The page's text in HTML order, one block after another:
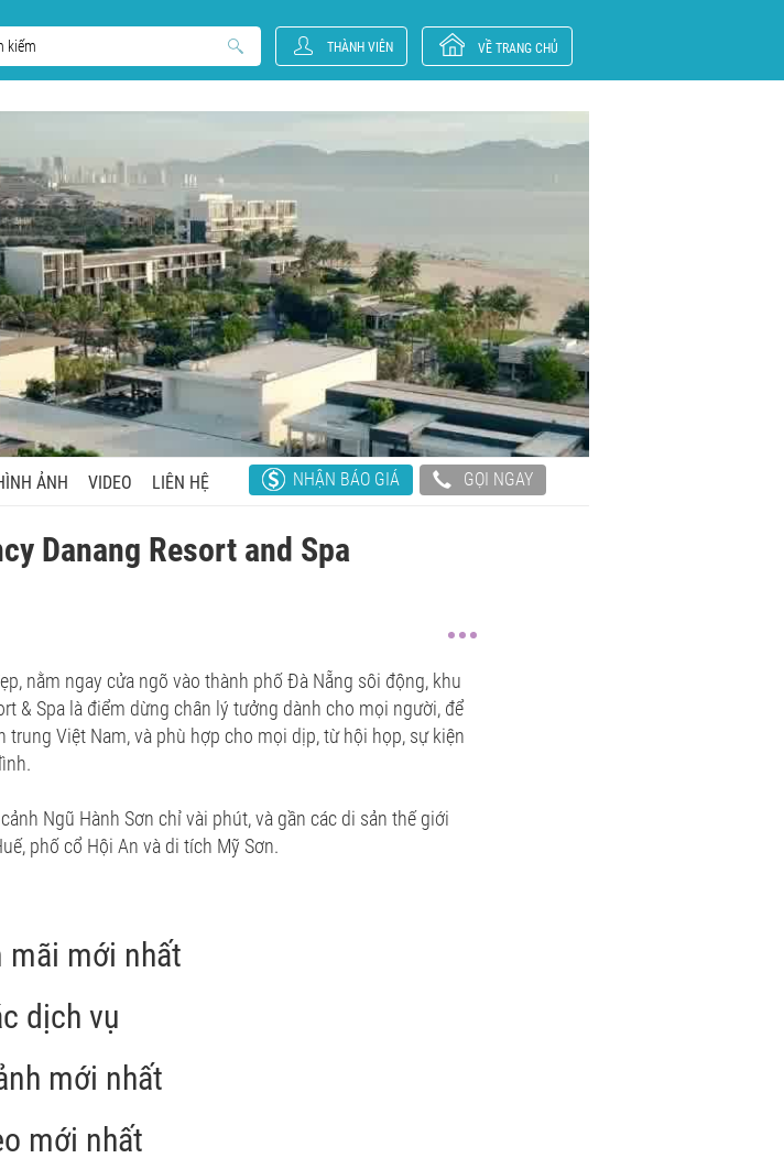
THÀNH VIÊN VỀ TRANG CHỦ
ẢNH VIDEO LIÊN HỆ NHẬN BÁO GIÁ GỌI NGAY
Danang Resort and Spa
nằm ngay cửa ngõ vào thành phố Đà Nẵng sôi động, khu
& Spa là điểm dừng chân lý tưởng dành cho mọi người, để
Việt Nam, và phù hợp cho mọi dịp, từ hội họp, sự kiện
Ngũ Hành Sơn chỉ vài phút, và gần các di sản thế giới
phố cổ Hội An và di tích Mỹ Sơn.
mãi mới nhất
dịch vụ
mới nhất
mới nhất